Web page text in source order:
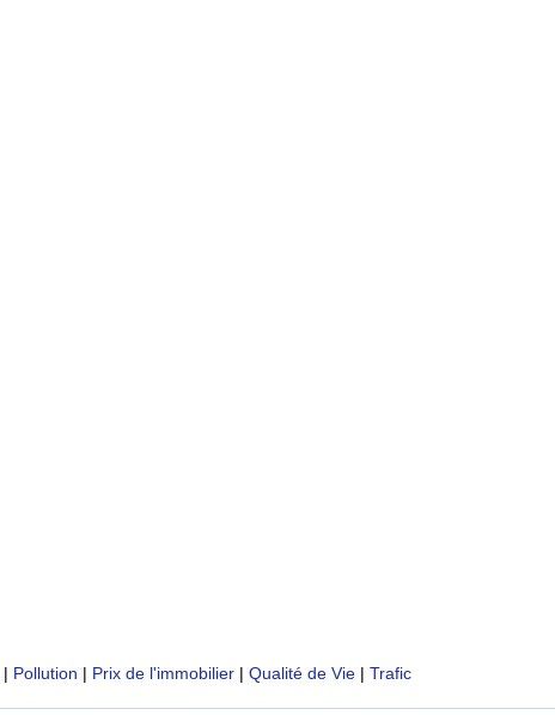
| Pollution | Prix de l'immobilier | Qualité de Vie | Trafic